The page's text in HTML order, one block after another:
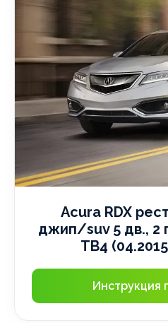
Acura RDX
джип/suv 5 дв., 2
TB4
Инструкция